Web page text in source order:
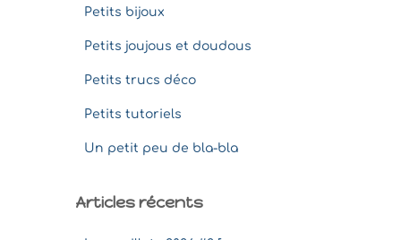
Petits bijoux
Petits joujous et doudous
Petits trucs déco
Petits tutoriels
Un petit peu de bla-bla
Articles récents